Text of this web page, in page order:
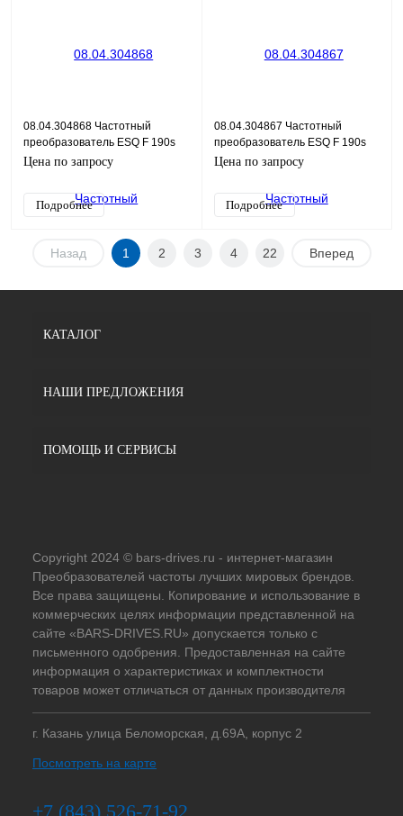
08.04.304868 Частотный
преобразователь ESQ F 190s
2S-5.5K
Цена по запросу
Подробнее
08.04.304867 Частотный
преобразователь ESQ F 190s
2S-4K
Цена по запросу
Подробнее
Назад 1 2 3 4 22 Вперед
КАТАЛОГ
НАШИ ПРЕДЛОЖЕНИЯ
ПОМОЩЬ И СЕРВИСЫ
Copyright 2024 © bars-drives.ru - интернет-магазин
Преобразователей частоты лучших мировых брендов.
Все права защищены. Копирование и использование в
коммерческих целях информации представленной на
сайте «BARS-DRIVES.RU» допускается только с
письменного одобрения. Предоставленная на сайте
информация о характеристиках и комплектности
товаров может отличаться от данных производителя
г. Казань улица Беломорская, д.69А, корпус 2
Посмотреть на карте
+7 (843) 526-71-92